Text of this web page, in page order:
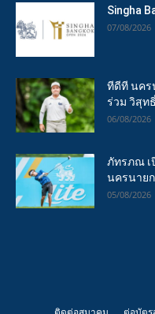
Singha
07/08/2026
ทีดีที นคร
ร่วม วิสุท
06/08/2026
ภัทรภณ เ
นครนายก
05/08/2026